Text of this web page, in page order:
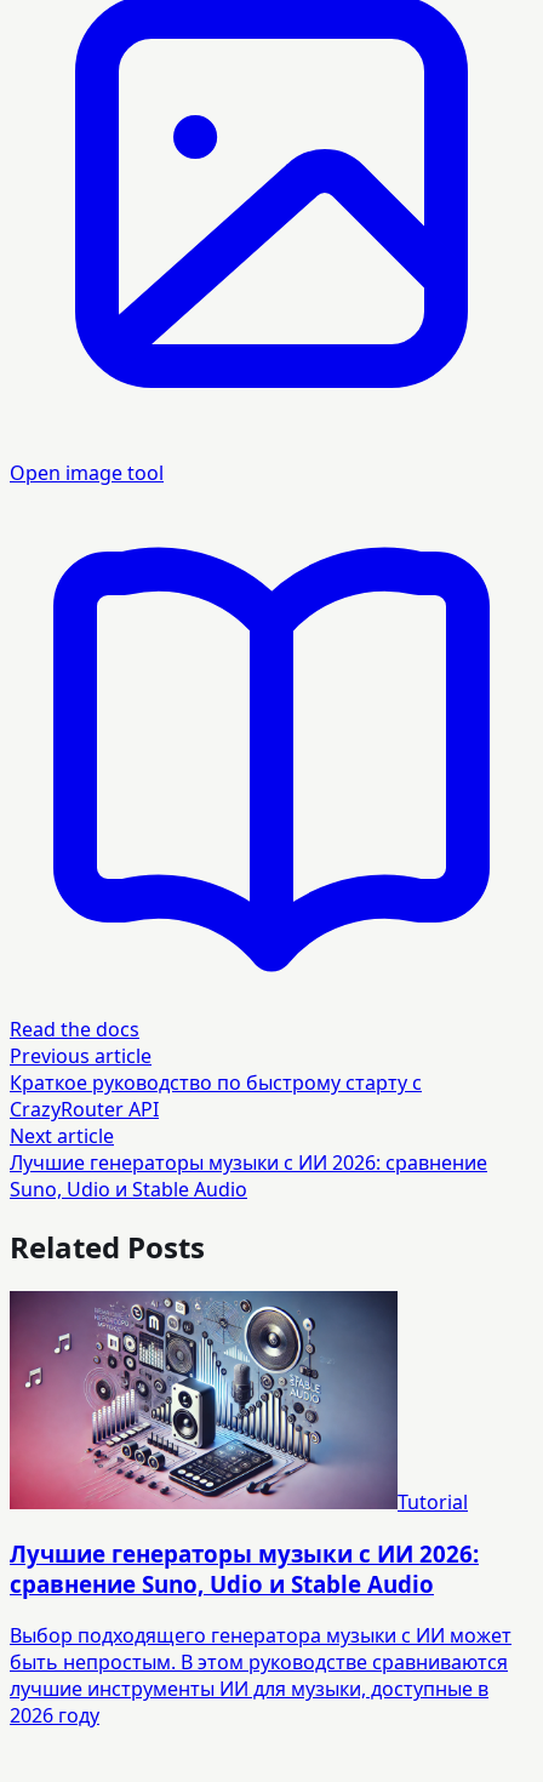
Open image tool
Read the docs
Previous article
Краткое руководство по быстрому старту с
CrazyRouter API
Next article
Лучшие генераторы музыки с ИИ 2026: сравнение
Suno, Udio и Stable Audio
Related Posts
Tutorial
Лучшие генераторы музыки с ИИ 2026:
сравнение Suno, Udio и Stable Audio
Выбор подходящего генератора музыки с ИИ может
быть непростым. В этом руководстве сравниваются
лучшие инструменты ИИ для музыки, доступные в
2026 году